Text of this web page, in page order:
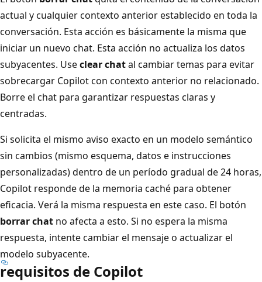
actual y cualquier contexto anterior establecido en toda la
conversación. Esta acción es básicamente la misma que
iniciar un nuevo chat. Esta acción no actualiza los datos
subyacentes. Useclear chatal cambiar temas para evitar
sobrecargar Copilot con contexto anterior no relacionado.
Borre el chat para garantizar respuestas claras y
centradas.
Si solicita el mismo aviso exacto en un modelo semántico
sin cambios (mismo esquema, datos e instrucciones
personalizadas) dentro de un período gradual de 24 horas,
Copilot responde de la memoria caché para obtener
eficacia. Verá la misma respuesta en este caso. El botón
borrar chat no afecta a esto. Si no espera la misma
respuesta, intente cambiar el mensaje o actualizar el
modelo subyacente.
requisitos de Copilot